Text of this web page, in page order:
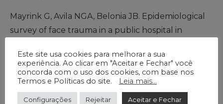
Mayrink G, Avila NGA, Belonia JB. Epidemiological
survey of face trauma in a public hospital in
2018 Sept-Dec;4(3):42-7. DOI:
http://dx.doi.org/10.14436/2358-2782.4.3.042-
047.oar
Este site usa cookies para melhorar a sua
experiência. Ao clicar em "Aceitar e Fechar" você
concorda com o uso dos cookies, com base nos
Termos e Políticas do site.
Leia mais...
Configurações Rejeitar Aceitar e Fechar